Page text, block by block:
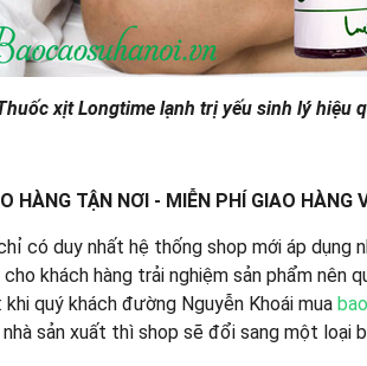
xịt Longtime lạnh trị yếu sinh lý hiệu
HÀNG TẬN NƠI - MIỄN PHÍ GIAO HÀNG
có duy nhất hệ thống shop mới áp dụng
khách hàng trải nghiệm sản phẩm nên
quý khách đường Nguyễn Khoái mua
sản xuất thì shop sẽ đổi sang một loại